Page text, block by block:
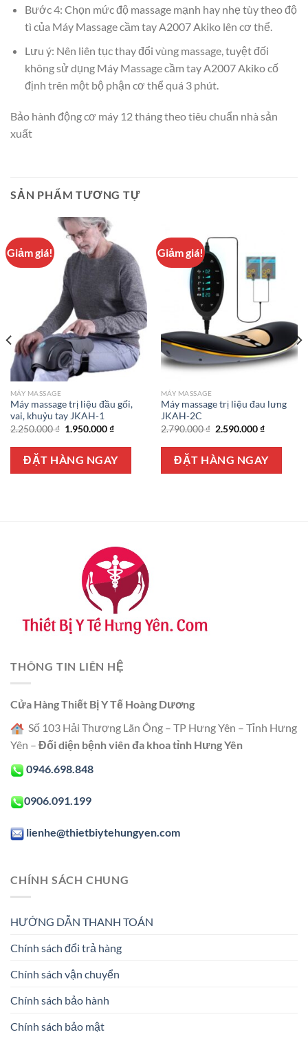
Bước 4: Chọn mức độ massage mạnh hay nhẹ tùy theo độ
tì của Máy Massage cầm tay A2007 Akiko lên cơ thể.
Lưu ý: Nên liên tục thay đổi vùng massage, tuyệt đối
không sử dụng Máy Massage cầm tay A2007 Akiko cố
định trên một bộ phận cơ thể quá 3 phút.
Bảo hành động cơ máy 12 tháng theo tiêu chuẩn nhà sản
xuất
SẢN PHẨM TƯƠNG TỰ
Giảm giá!
MÁY MASSAGE
Máy massage trị liệu đầu gối,
vai, khuỷu tay JKAH-1
2.250.000₫ Giá
là:
2.250.000 ₫.
1.950.000₫Giá
tại
là:
1.950.000 ₫.
ĐẶT HÀNG NGAY
Giảm giá!
MÁY MASSAGE
Máy massage trị liệu đau lưng
JKAH-2C
2.790.000₫ Giá
là:
2.790.000 ₫.
2.590.000₫Giá
tại
là:
2.590.000
ĐẶT HÀNG NGAY
THÔNG TIN LIÊN HỆ
Cửa Hàng Thiết Bị Y Tế Hoàng Dương
Số 103 Hải Thượng Lãn Ông – TP Hưng Yên – Tỉnh Hưng
Yên – Đối diện bệnh viên đa khoa tỉnh Hưng Yên
0946.698.848
0906.091.199
lienhe@thietbiytehungyen.com
CHÍNH SÁCH CHUNG
HƯỚNG DẪN THANH TOÁN
Chính sách đổi trả hàng
Chính sách vận chuyển
Chính sách bảo hành
Chính sách bảo mật